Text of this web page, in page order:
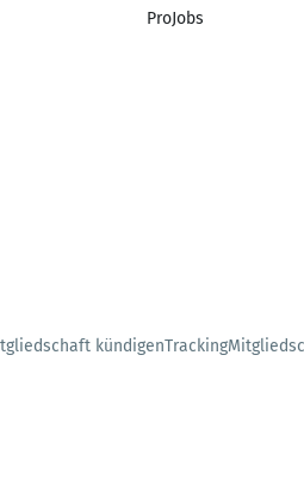
ProJobs
kündigenTracking